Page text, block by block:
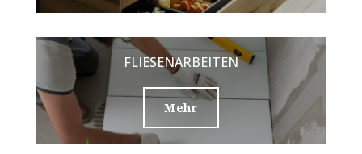
FLIESENARBEITEN
Mehr